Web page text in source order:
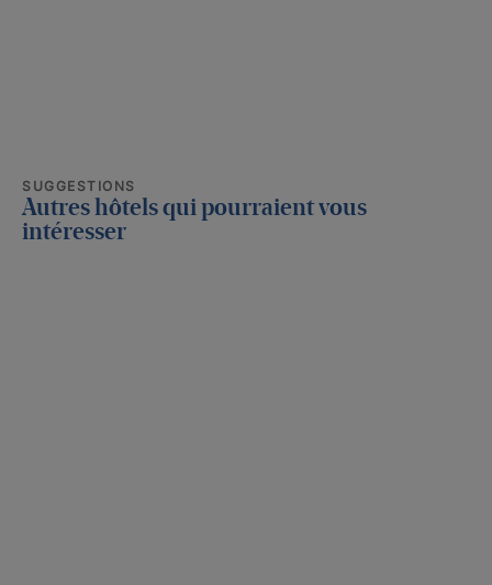
SUGGESTIONS
Autres hôtels qui pourraient vous
intéresser